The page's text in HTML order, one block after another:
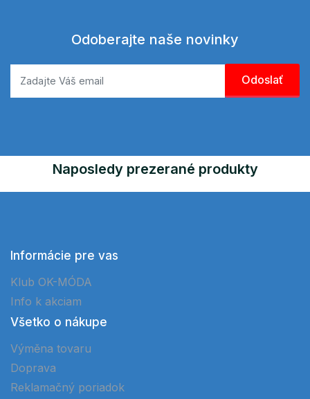
Odoberajte naše novinky
Naposledy prezerané produkty
Informácie pre vas
Klub OK-MÓDA
Info k akciam
Všetko o nákupe
Výměna tovaru
Doprava
Reklamačný poriadok